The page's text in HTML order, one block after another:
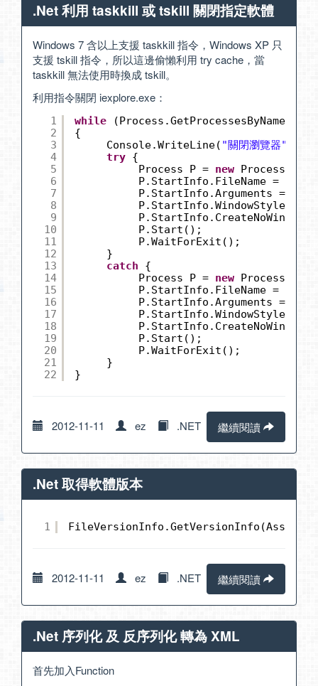
.Net 利用 taskkill 或 tskill 關閉指定軟體
Windows 7 含以上支援 taskkill 指令，Windows XP 只
支援 tskill 指令，所以這邊偷懶利用 try cache，當
taskkill 無法使用時換成 tskill。
利用指令關閉 iexplore.exe：
1
2
3
4
5
6
7
8
9
10
11
12
13
14
15
16
17
18
19
20
21
22
while (Process.GetProcessesByName(
{
Console.WriteLine( "關閉瀏覽器"
try {
Process P = new Process();
P.StartInfo.FileName =
P.StartInfo.Arguments =
P.StartInfo.WindowStyle =
P.StartInfo.CreateNoWindow
P.Start();
P.WaitForExit();
}
catch
{
Process P = new Process();
P.StartInfo.FileName =
P.StartInfo.Arguments =
P.StartInfo.WindowStyle =
P.StartInfo.CreateNoWindow
P.Start();
P.WaitForExit();
}
}
2012-11-11 ez .NET 繼續閱讀
.Net 取得軟體版本
1
2012-11-11 ez .NET 繼續閱讀
.Net 序列化 及 反序列化 轉為 XML
首先加入Function